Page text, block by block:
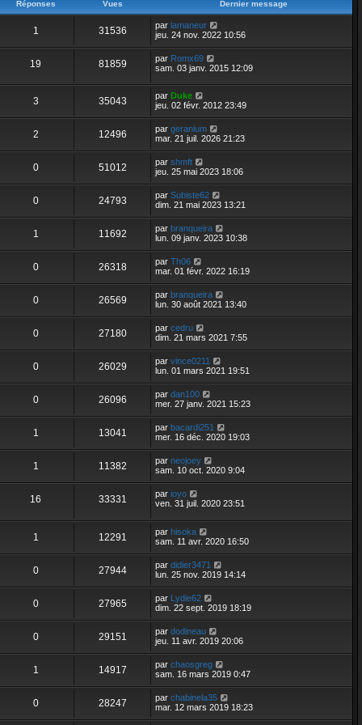
Réponses Vues Dernier message
1 31536 par lamaneur
jeu. 24 nov. 2022 10:56
19 81859 par Romx69
sam. 03 janv. 2015 12:09
3 35043 par Duke
jeu. 02 févr. 2012 23:49
2 12496 par geranium
mar. 21 juil. 2026 21:23
0 51012 par shmft
jeu. 25 mai 2023 18:06
0 24793 par Subiste62
dim. 21 mai 2023 13:21
1 11692 par branqueira
lun. 09 janv. 2023 10:38
0 26318 par Th06
mar. 01 févr. 2022 16:19
0 26569 par branqueira
lun. 30 août 2021 13:40
0 27180 par cedru
dim. 21 mars 2021 7:55
0 26029 par vince0211
lun. 01 mars 2021 19:51
0 26096 par dan100
mer. 27 janv. 2021 15:23
1 13041 par bacardi251
mer. 16 déc. 2020 19:03
1 11382 par neojoey
sam. 10 oct. 2020 9:04
16 33331 par ioyo
ven. 31 juil. 2020 23:51
1 12291 par hisoka
sam. 11 avr. 2020 16:50
0 27944 par didier3471
lun. 25 nov. 2019 14:14
0 27965 par Lydie62
dim. 22 sept. 2019 18:19
0 29151 par dodineau
jeu. 11 avr. 2019 20:06
1 14917 par chaosgreg
sam. 16 mars 2019 0:47
0 28247 par chabinela35
mar. 12 mars 2019 18:23